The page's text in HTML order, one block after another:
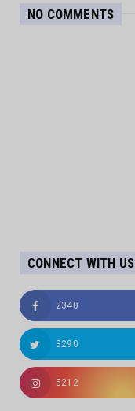
NO COMMENTS
CONNECT WITH US
2340
3290
5212